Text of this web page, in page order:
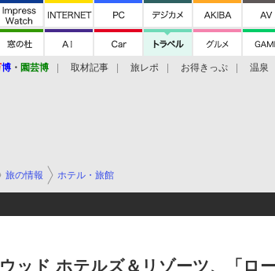
博 ・ 園芸博 取材記事 旅レポ お得きっぷ 温泉
旅の情報 ホテル・旅館
ッド ホテルズ＆リゾーツ、「ロ